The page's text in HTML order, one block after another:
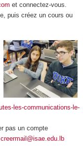
et connectez-vous.
puis créez un cours ou
les-communications-le-
pas un compte
creermail@isae.edu.lb